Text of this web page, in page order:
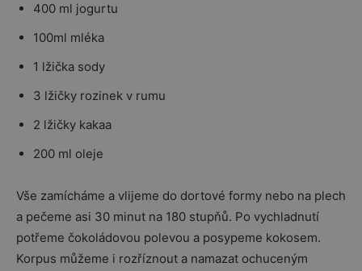
400 ml jogurtu
100ml mléka
1 lžička sody
3 lžičky rozinek v rumu
2 lžičky kakaa
200 ml oleje
Vše zamícháme a vlijeme do dortové formy nebo na plech
a pečeme asi 30 minut na 180 stupňů. Po vychladnutí
potřeme čokoládovou polevou a posypeme kokosem.
Korpus můžeme i rozříznout a namazat ochuceným